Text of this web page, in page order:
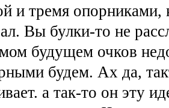
и тремя
Вы булки-то не
будущем очков
будем. Ах да,
а так-то он эту